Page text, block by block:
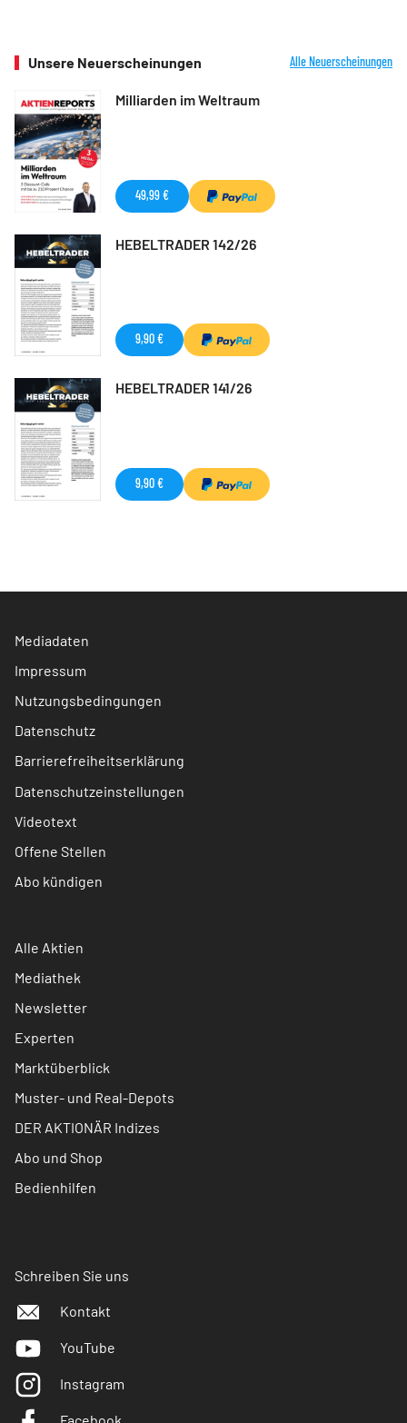
Unsere Neuerscheinungen Alle Neuerscheinungen
Milliarden im Weltraum
49,99 €
HEBELTRADER 142/26
9,90 €
HEBELTRADER 141/26
9,90 €
Mediadaten
Impressum
Nutzungsbedingungen
Datenschutz
Barrierefreiheitserklärung
Datenschutzeinstellungen
Videotext
Offene Stellen
Abo kündigen
Alle Aktien
Mediathek
Newsletter
Experten
Marktüberblick
Muster- und Real-Depots
DER AKTIONÄR Indizes
Abo und Shop
Bedienhilfen
Schreiben Sie uns
Kontakt
YouTube
Instagram